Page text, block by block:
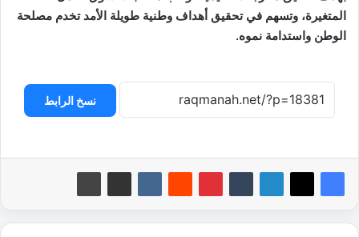
المتغيرة، وتسهم في تحقيق أهداف وطنية طويلة الأمد تخدم مصلحة
الوطن واستدامة نموه.
نسخ الرابط